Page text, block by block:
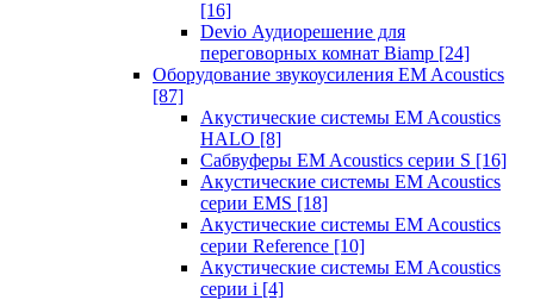
[16]
Devio Аудиорешение для
переговорных комнат Biamp [24]
Оборудование звукоусиления EM Acoustics
[87]
Акустические системы EM Acoustics
HALO [8]
Сабвуферы EM Acoustics серии S [16]
Акустические системы EM Acoustics
серии EMS [18]
Акустические системы EM Acoustics
серии Reference [10]
Акустические системы EM Acoustics
серии i [4]